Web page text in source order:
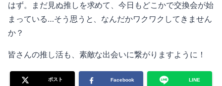
はず。まだ見ぬ推しを求めて、今日もどこかで交換会が始
まっている…そう思うと、なんだかワクワクしてきません
か？
皆さんの推し活も、素敵な出会いに繋がりますように！
ポスト Facebook LINE